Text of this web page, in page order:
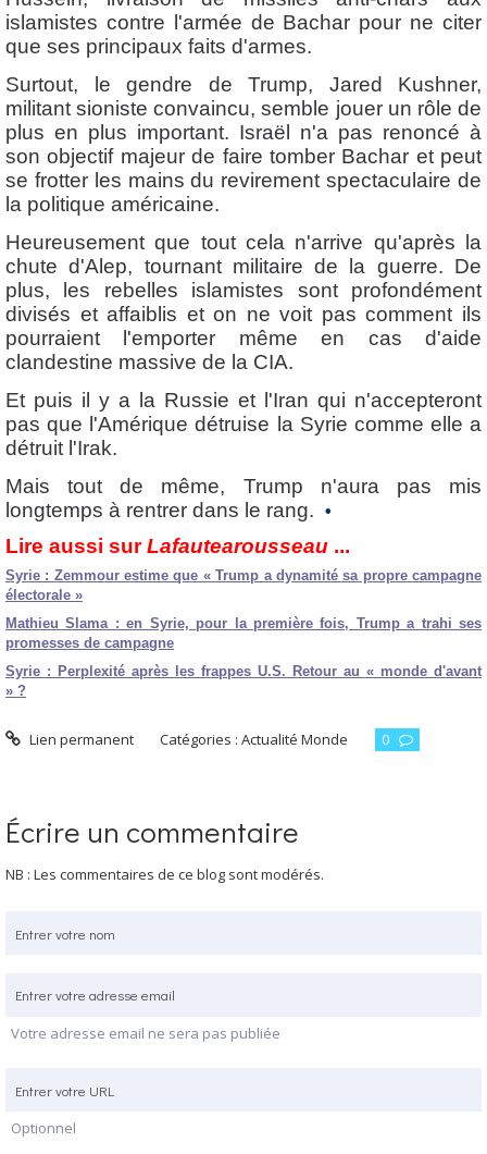
islamistes contre l'armée de Bachar pour ne citer
que ses principaux faits d'armes.
Surtout, le gendre de Trump, Jared Kushner,
militant sioniste convaincu, semble jouer un rôle de
plus en plus important. Israël n'a pas renoncé à
son objectif majeur de faire tomber Bachar et peut
se frotter les mains du revirement spectaculaire de
la politique américaine.
Heureusement que tout cela n'arrive qu'après la
chute d'Alep, tournant militaire de la guerre. De
plus, les rebelles islamistes sont profondément
divisés et affaiblis et on ne voit pas comment ils
pourraient l'emporter même en cas d'aide
clandestine massive de la CIA.
Et puis il y a la Russie et l'Iran qui n'accepteront
pas que l'Amérique détruise la Syrie comme elle a
détruit l'Irak.
Mais tout de même, Trump n'aura pas mis
longtemps à rentrer dans le rang.
•
Lire aussi surLafautearousseau ...
Syrie : Zemmour estime que « Trump a dynamité sa propre campagne
électorale »
Mathieu Slama : en Syrie, pour la première fois, Trump a trahi ses
promesses de campagne
Syrie : Perplexité après les frappes U.S. Retour au « monde d'avant
» ?
Lien permanent Catégories :Actualité Monde 0
Écrire un commentaire
NB : Les commentaires de ce blog sont modérés.
Votre adresse email ne sera pas publiée
Optionnel